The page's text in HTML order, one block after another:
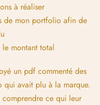
à réaliser
de mon portfolio afin de
montant total
un pdf commenté des
qui avait plu à la marque.
comprendre ce qui leur